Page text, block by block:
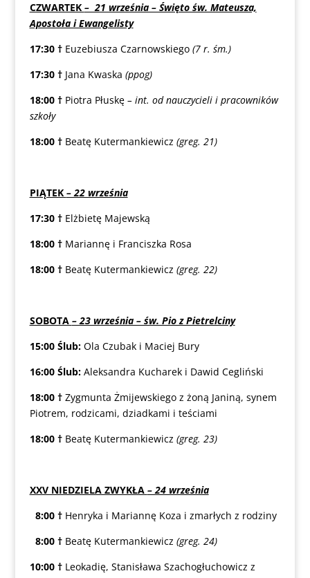
CZWARTEK – 21 września – Święto św. Mateusza,
Apostoła i Ewangelisty
17:30 †Euzebiusza Czarnowskiego (7 r. śm.)
17:30 †Jana Kwaska (ppog)
18:00 †Piotra Płuskę – int. od nauczycieli i pracowników
szkoły
18:00 †Beatę Kutermankiewicz (greg. 21)
PIĄTEK – 22 września
17:30 †Elżbietę Majewską
18:00 †Mariannę i Franciszka Rosa
18:00 †Beatę Kutermankiewicz (greg. 22)
SOBOTA – 23 września – św. Pio z Pietrelciny
15:00 Ślub:Ola Czubak i Maciej Bury
16:00 Ślub:Aleksandra Kucharek i Dawid Cegliński
18:00 †Zygmunta Żmijewskiego z żoną Janiną, synem
Piotrem, rodzicami, dziadkami i teściami
18:00 †Beatę Kutermankiewicz (greg. 23)
XXV NIEDZIELA ZWYKŁA – 24 września
8:00 †Henryka i Mariannę Koza i zmarłych z rodziny
8:00 †Beatę Kutermankiewicz (greg. 24)
10:00 †Leokadię, Stanisława Szachogłuchowicz z